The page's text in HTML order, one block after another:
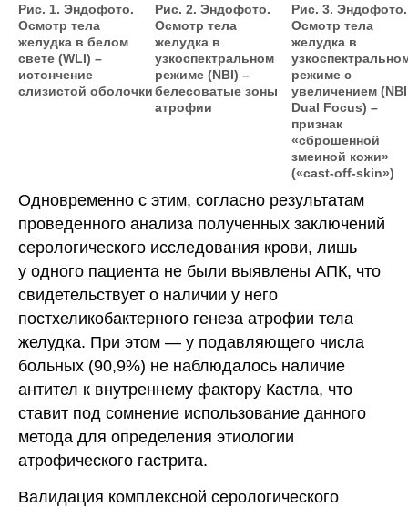
Рис. 1. Эндофото.
Осмотр тела
желудка в белом
свете (WLI) –
истончение
слизистой оболочки
Рис. 2. Эндофото.
Осмотр тела
желудка в
узкоспектральном
режиме (NBI) –
белесоватые зоны
атрофии
Рис. 3. Эндофото.
Осмотр тела
желудка в
режиме с
увеличением (NBI
Dual Focus) –
признак
«сброшенной
змеиной кожи»
(«cast-off-skin»)
Одновременно с этим, согласно результатам
проведенного анализа полученных заключений
серологического исследования крови, лишь
у одного пациента не были выявлены АПК, что
свидетельствует о наличии у него
постхеликобактерного генеза атрофии тела
желудка. При этом — у подавляющего числа
больных (90,9%) не наблюдалось наличие
антител к внутреннему фактору Кастла, что
ставит под сомнение использование данного
метода для определения этиологии
атрофического гастрита.
Валидация комплексной серологического